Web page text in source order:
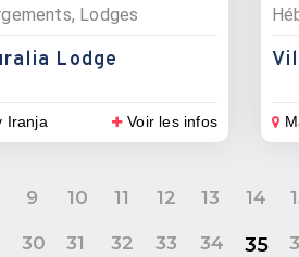
Lodges
Lodge
Iranja Voir les infos
9 10 11 12 13 14
30 31 32 33 34 35